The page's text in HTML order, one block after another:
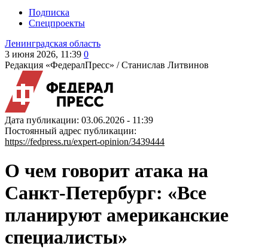
Подписка
Спецпроекты
Ленинградская область
3 июня 2026, 11:39 0
Редакция «ФедералПресс» /Станислав Литвинов
Дата публикации: 03.06.2026 - 11:39
Постоянный адрес публикации:
https://fedpress.ru/expert-opinion/3439444
О чем говорит атака на
Санкт-Петербург: «Все
планируют американские
специалисты»